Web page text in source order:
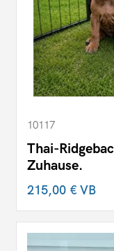
10117
Thai-
Zuhause.
215,00 €VB